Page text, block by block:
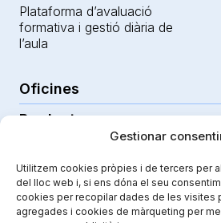
Gestionar
Utilitzem cookies pròpies i de tercers per
del lloc web i, si ens dóna el seu
cookies per recopilar dades de les visites
agregades i cookies de màrqueting per
Plataforma d’avaluació
formativa i gestió diària de
l’aula
Oficines
C/Emili Grahit, 91
Edifici Monturiol
Planta 1, oficina C01-02
Productes
Per a docents
Per a centres públics
Funcionalitats
Tutorials i ajuda
Seguretat
Seguretat i privacitat